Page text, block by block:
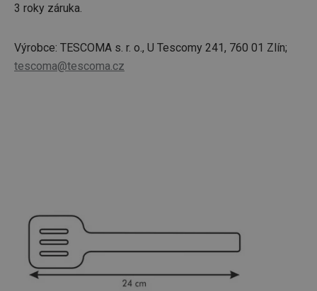
3 roky záruka.
Výrobce: TESCOMA s. r. o., U Tescomy 241, 760 01 Zlín;
tescoma@tescoma.cz